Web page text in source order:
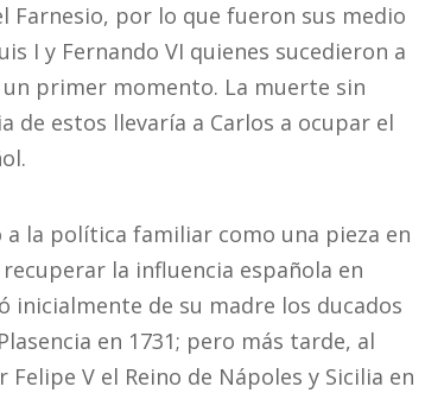
Farnesio, por lo que fueron sus medio
I y Fernando VI quienes sucedieron a
primer momento. La muerte sin
de estos llevaría a Carlos a ocupar el
a la política familiar como una pieza en
la influencia española en
inicialmente de su madre los ducados
en 1731; pero más tarde, al
Felipe V el Reino de Nápoles y Sicilia en